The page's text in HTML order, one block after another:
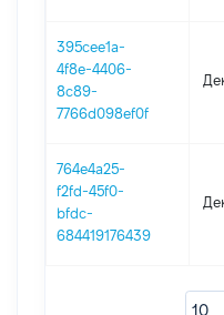
395cee1a-
4f8e-4406-
8c89-
7766d098ef0f
764e4a25-
f2fd-45f0-
bfdc-
684419176439